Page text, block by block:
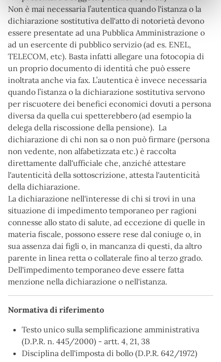
Non è mai necessaria l’autentica quando l'istanza o la
dichiarazione sostitutiva dell'atto di notorietà devono
essere presentate ad una Pubblica Amministrazione o
ad un esercente di pubblico servizio (ad es. ENEL,
TELECOM, etc). Basta infatti allegare una fotocopia di
un proprio documento di identità che può essere
inoltrata anche via fax. L’autentica è invece necessaria
quando l’istanza o la dichiarazione sostitutiva servono
per riscuotere dei benefici economici dovuti a persona
diversa da quella cui spetterebbero (ad esempio la
delega della riscossione della pensione). La
dichiarazione di chi non sa o non può firmare (persona
non vedente, non alfabetizzata etc.) è raccolta
direttamente dall'ufficiale che, anziché attestare
l'autenticità della sottoscrizione, attesta l'autenticità
della dichiarazione.
La dichiarazione nell'interesse di chi si trovi in una
situazione di impedimento temporaneo per ragioni
connesse allo stato di salute, ad eccezione di quelle in
materia fiscale, possono essere rese dal coniuge o, in
sua assenza dai figli o, in mancanza di questi, da altro
parente in linea retta o collaterale fino al terzo grado.
Dell'impedimento temporaneo deve essere fatta
menzione nella dichiarazione o nell'istanza.
Normativa di riferimento
Testo unico sulla semplificazione amministrativa
(D.P.R. n. 445/2000) - artt. 4, 21, 38
Disciplina dell'imposta di bollo (D.P.R. 642/1972)